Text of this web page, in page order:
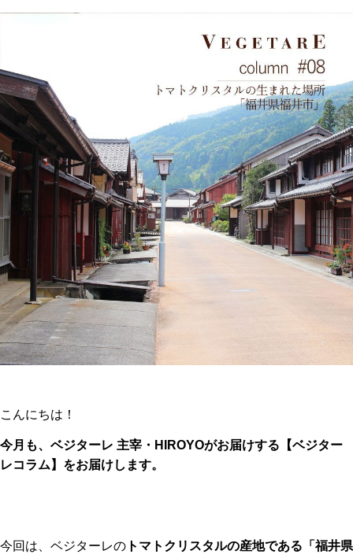
こんにちは！
今月も、ベジターレ 主宰・HIROYOがお届けする【ベジター
レコラム】をお届けします。
今回は、ベジターレの トマトクリスタルの産地である「福井県